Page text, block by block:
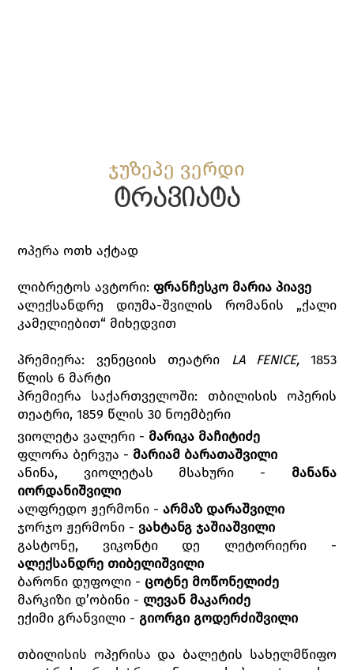
ჯუზეპე ვერდი
ტრავიატა
ოპერა ოთხ აქტად
ლიბრეტოს ავტორი:ფრანჩესკო მარია პიავე
ალექსანდრე დიუმა-შვილის რომანის „ქალი
კამელიებით“ მიხედვით
პრემიერა: ვენეციის თეატრი LA FENICE, 1853
წლის 6 მარტი
პრემიერა საქართველოში: თბილისის ოპერის
თეატრი, 1859 წლის 30 ნოემბერი
ვიოლეტა ვალერი - მარიკა მაჩიტიძე
ფლორა ბერვუა - მარიამ ბარათაშვილი
ანინა, ვიოლეტას მსახური - მანანა
იორდანიშვილი
ალფრედო ჟერმონი -არმაზ დარაშვილი
ჯორჯო ჟერმონი - ვახტანგ ჯაშიაშვილი
გასტონე, ვიკონტი დე ლეტორიერი -
ალექსანდრე თიბელიშვილი
ბარონი დუფოლი - ცოტნე მოწონელიძე
მარკიზი დ’ობინი - ლევან მაკარიძე
ექიმი გრანვილი - გიორგი გოდერძიშვილი
თბილისის ოპერისა და ბალეტის სახელმწიფო